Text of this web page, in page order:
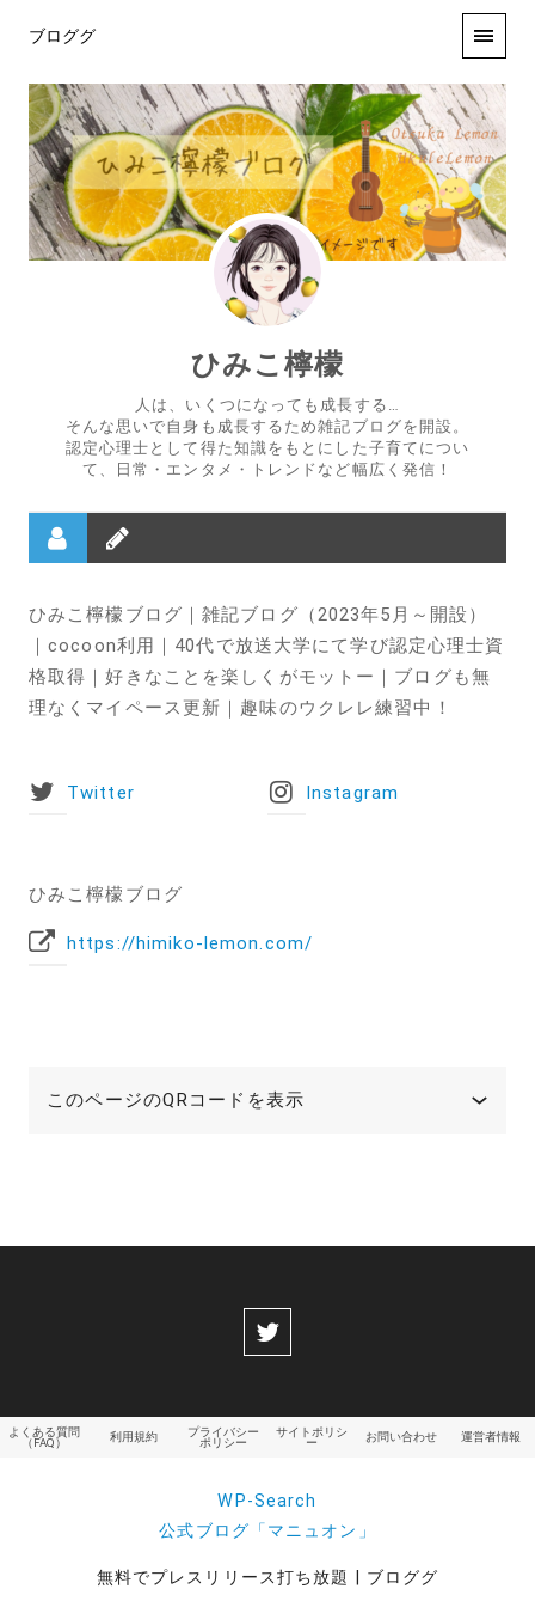
ブロググ
ひみこ檸檬
人は、いくつになっても成長する…
そんな思いで自身も成長するため雑記ブログを開設。
認定心理士として得た知識をもとにした子育てについ
て、日常・エンタメ・トレンドなど幅広く発信！
ひみこ檸檬ブログ｜雑記ブログ（2023年5月～開設）
｜cocoon利用｜40代で放送大学にて学び認定心理士資
格取得｜好きなことを楽しくがモットー｜ブログも無
理なくマイペース更新｜趣味のウクレレ練習中！
Twitter Instagram
ひみこ檸檬ブログ
https://himiko-lemon.com/
このページのQRコードを表示
よくある質問
（FAQ）
利用規約
プライバシー
ポリシー
サイトポリシ
ー
お問い合わせ 運営者情報
WP-Search
公式ブログ「マニュオン」
無料でプレスリリース打ち放題 | ブロググ